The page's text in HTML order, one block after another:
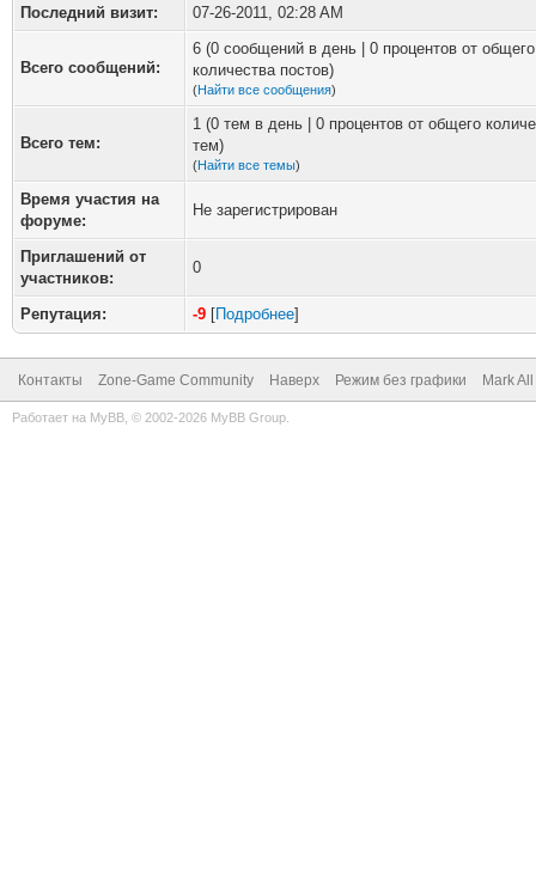
Последний визит:
07-26-2011, 02:28 AM
Всего сообщений:
6 (0 сообщений в день | 0 процентов от общего
количества постов)
(Найти все сообщения)
Всего тем:
1 (0 тем в день | 0 процентов от общего
тем)
(Найти все темы)
Время участия на
форуме:
Не зарегистрирован
Приглашений от
участников:
0
Репутация: -9 [Подробнее]
Контакты Zone-Game Community Наверх Режим без графики Mark
Работает на MyBB , © 2002-2026 MyBB Group